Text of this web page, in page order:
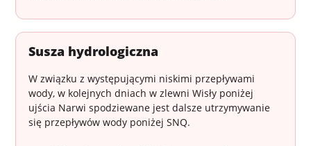
Susza hydrologiczna
W związku z występującymi niskimi przepływami
wody, w kolejnych dniach w zlewni Wisły poniżej
ujścia Narwi spodziewane jest dalsze utrzymywanie
się przepływów wody poniżej SNQ.